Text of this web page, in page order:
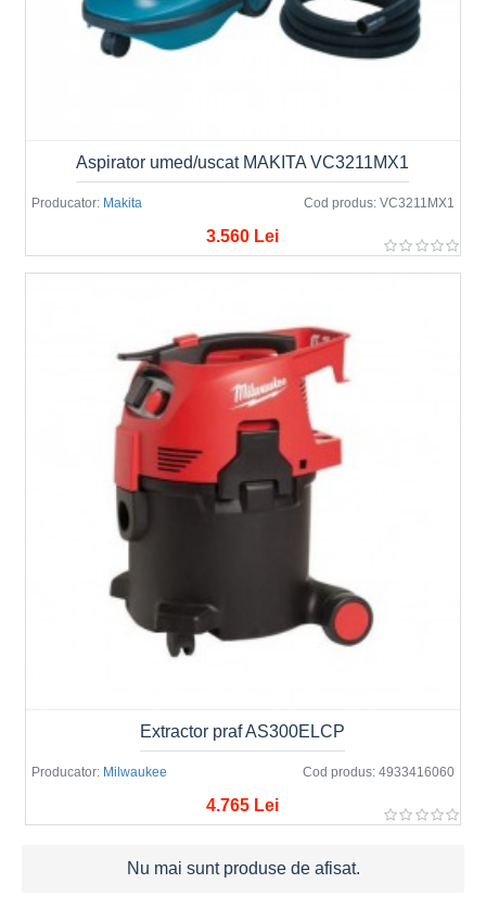
Producator: Makita Cod produs: VC3211MX1
Aspirator umed/uscat MAKITA VC3211MX1
3.560 Lei
Producator: Milwaukee Cod produs: 4933416060
Extractor praf AS300ELCP
4.765 Lei
Nu mai sunt produse de afisat.